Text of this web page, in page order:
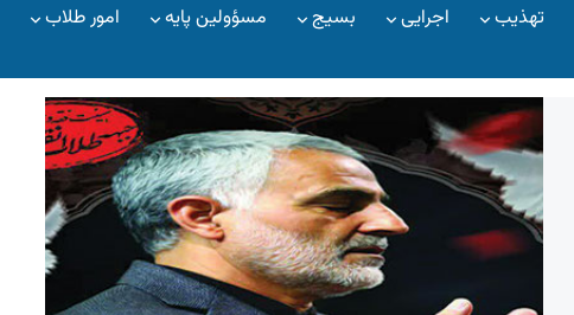
تهذیب اجرایی بسیج مسؤولین پایه امور طلاب